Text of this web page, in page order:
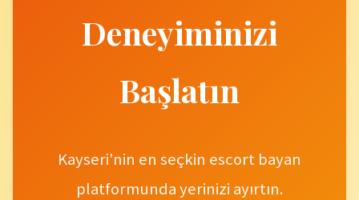
Deneyiminizi
Başlatın
Kayseri'nin en seçkin escort bayan
platformunda yerinizi ayırtın.